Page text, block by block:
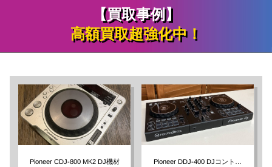
【買取事例】
高額買取超強化中！
Pioneer CDJ-800 MK2 DJ機材 Pioneer DDJ-400 DJコントロ